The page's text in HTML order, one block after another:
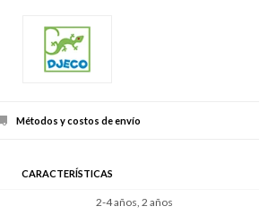
Métodos y costos de envío
CARACTERÍSTICAS
2-4 años, 2 años